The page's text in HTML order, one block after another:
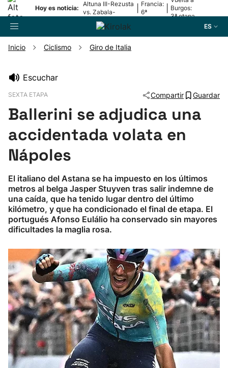
Hoy es noticia:
Altuna III-Rezusta
vs. Zabala-
Zabaleta
Francia:
6ª
Burgos:
3ª etapa
ES
Pelota
Remo
Baloncesto
Ciclismo
Balonmano
Kirolak 360
Atletismo
Carreras de montaña
Inicio Ciclismo Giro de Italia
Escuchar
SEXTA ETAPA Compartir Guardar
Ballerini se adjudica una
accidentada volata en
Nápoles
El italiano del Astana se ha impuesto en los últimos
metros al belga Jasper Stuyven tras salir indemne de
una caída, que ha tenido lugar dentro del último
kilómetro, y que ha condicionado el final de etapa. El
portugués Afonso Eulálio ha conservado sin mayores
dificultades la maglia rosa.